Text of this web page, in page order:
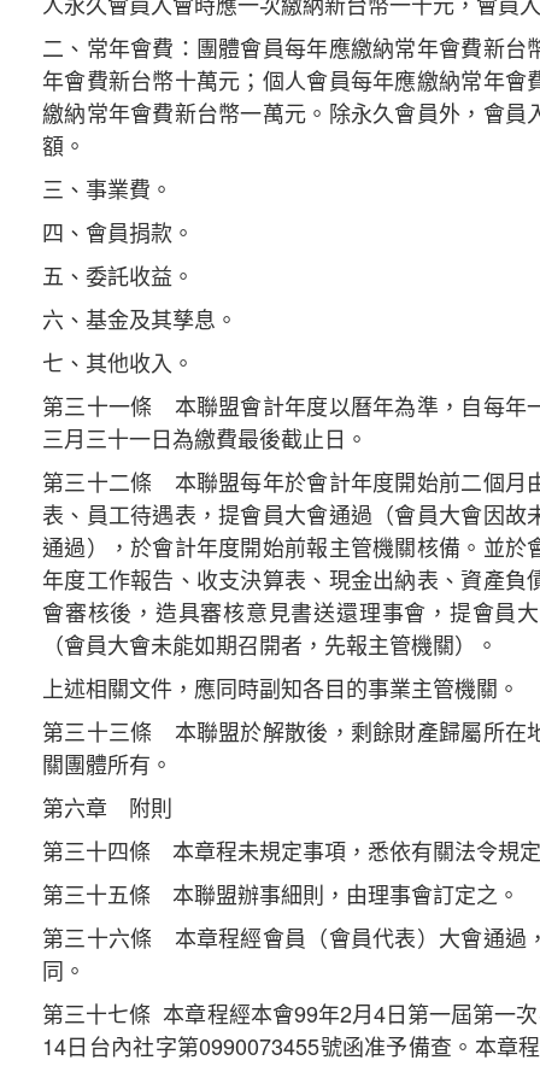
二、常年會費：團體會員每年應繳納常年會費新
年會費新台幣十萬元；個人會員每年應繳納常年
繳納常年會費新台幣一萬元。除永久會員外，會
額。
三、事業費。
四、會員捐款。
五、委託收益。
六、基金及其孳息。
七、其他收入。
第三十一條 本聯盟會計年度以曆年為準，自每年
三月三十一日為繳費最後截止日。
第三十二條 本聯盟每年於會計年度開始前二個月
表、員工待遇表，提會員大會通過（會員大會因
通過），於會計年度開始前報主管機關核備。並
年度工作報告、收支決算表、現金出納表、資產
會審核後，造具審核意見書送還理事會，提會員
（會員大會未能如期召開者，先報主管機關）。
上述相關文件，應同時副知各目的事業主管機關。
第三十三條 本聯盟於解散後，剩餘財產歸屬所在
關團體所有。
第六章 附則
第三十四條 本章程未規定事項，悉依有關法令規
第三十五條 本聯盟辦事細則，由理事會訂定之。
第三十六條 本章程經會員（會員代表）大會通過
同。
第三十七條 本章程經本會99年2月4日第一屆第一
14日台內社字第0990073455號函准予備查。本章